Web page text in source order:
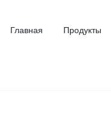
Главная Продукты